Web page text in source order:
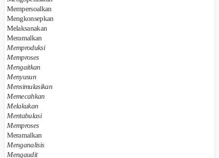
Mempersoalkan
Mengkonsepkan
Melaksanakan
Meramalkan
Memproduksi
Memproses
Mengaitkan
Menyusun
Mensimulasikan
Memecahkan
Melakukan
Mentabulasi
Memproses
Meramalkan
Menganalisis
Mengaudit